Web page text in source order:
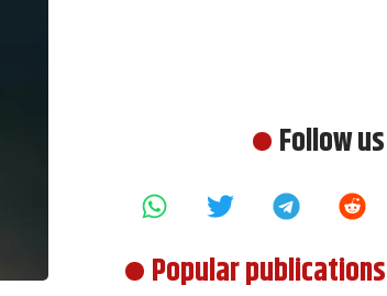
Follow us
Popular publications